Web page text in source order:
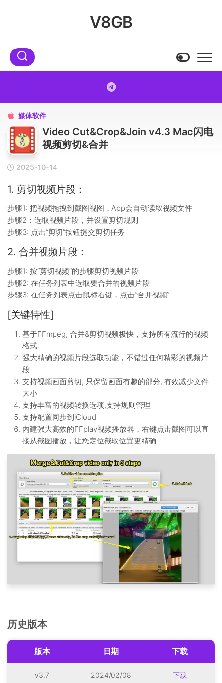
V8GB
 媒体软件
Video Cut&Crop&Join v4.3 Mac闪电
视频剪切&合并
2025-10-14
1. 剪切视频片段：
步骤1: 把视频拖拽到截图视图，App会自动读取视频文件
步骤2：选取视频片段，并设置剪切规则
步骤3: 点击“剪切”按钮提交剪切任务
2. 合并视频片段：
步骤1: 按“剪切视频”的步骤剪切视频片段
步骤2: 在任务列表中选取要合并的视频片段
步骤3: 在任务列表点击鼠标右键，点击“合并视频”
[关键特性]
基于FFmpeg, 合并&剪切视频极快，支持所有流行的视频
格式.
强大精确的视频片段选取功能，不错过任何精彩的视频片
段
支持视频画面剪切, 只保留画面有趣的部分, 有效减少文件
大小
支持丰富的视频转换选项,支持规则管理
支持配置同步到iCloud
内建强大高效的FFplay视频播放器，右键点击截图可以直
接从截图播放，让您定位截取位置更精确
历史版本
版本 日期 下载
v3.7 2024/02/08 下载